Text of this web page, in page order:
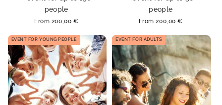
people
Regular
From 200,00 €
people
Regular
From 200,00 €
EVENT FOR YOUNG PEOPLE EVENT FOR ADULTS